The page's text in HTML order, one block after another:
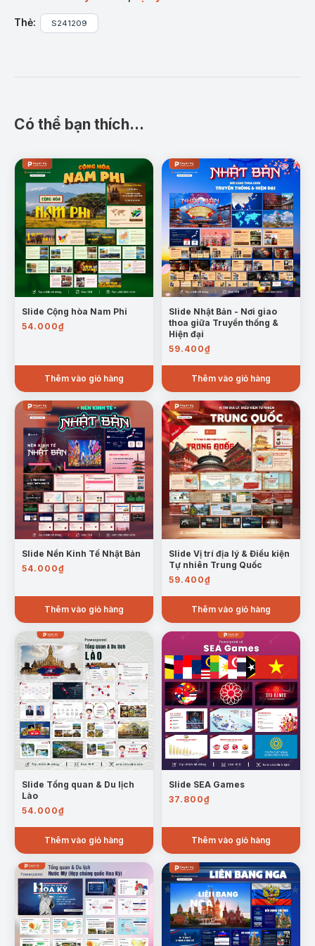
hoặc các buổi thuyết trình chuyên nghiệp, báo cáo
về Hiệp hội các Quốc gia Đông Nam Á (ASEAN).
Mẫu trang: Quá trình hình thành ASEAN – Hiệp hội các Quốc
Gia Đông Nam Á
Một số hợp tác của ASEAN:
Mẫu trang: Hoạt động thể thao khu vực Đông Nam Á
Thành tựu và Thách thức:
Mẫu trang: Thành tựu và Thách thức lĩnh vực kinh tế ASEAN
– Hiệp hội các Quốc gia Đông Nam Á
Sự hợp tác và vai trò của Việt Nam trong
ASEAN:
Mẫu trang: Vai trò của Việt Nam trong ASEAN – Hiệp hội các
Quốc gia Đông Nam Á
Trường hợp sử dụng:
Thẻ: S241209
Có thể bạn thích…
Slide Cộng hòa Nam Phi
54.000₫
Thêm vào giỏ hàng
Slide Nhật Bản - Nơi giao
thoa giữa Truyền thống &
Hiện đại
59.400₫
Thêm vào giỏ hàng
Slide Nền Kinh Tế Nhật Bản
54.000₫
Thêm vào giỏ hàng
Slide Vị trí địa lý & Điều kiện
Tự nhiên Trung Quốc
59.400₫
Thêm vào giỏ hàng
Slide Tổng quan & Du lịch
Lào
54.000₫
Thêm vào giỏ hàng
Slide SEA Games
37.800₫
Thêm vào giỏ hàng